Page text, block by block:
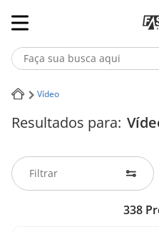
Faça sua busca aqui
Termos mais
2ºNotebook
Fone Ouvido
Vídeo
Resultados para:
Filtrar
338